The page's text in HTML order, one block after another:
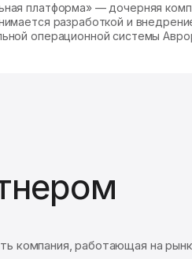
платформа» — дочерняя
разработкой и
операционной системы
компания, работающая на